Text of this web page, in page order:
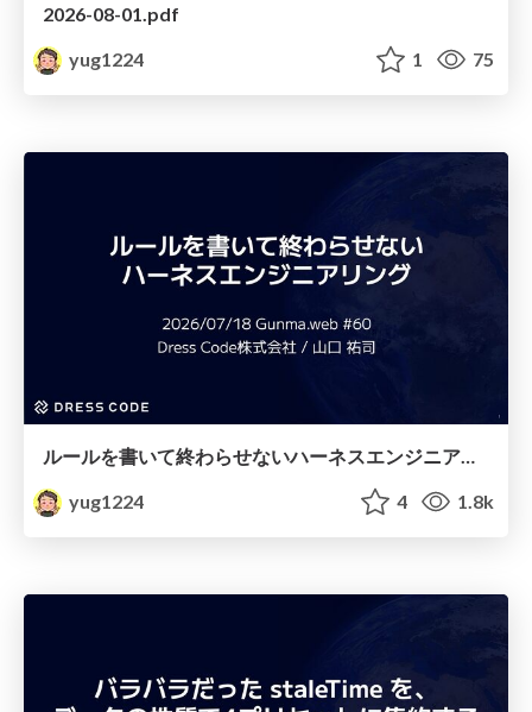
2026-08-01.pdf
yug1224
1 75
ルールを書いて終わらせないハーネスエンジニアリング
yug1224
4 1.8k